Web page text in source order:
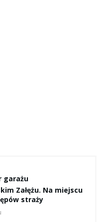
garażu
Załężu. Na miejscu
straży